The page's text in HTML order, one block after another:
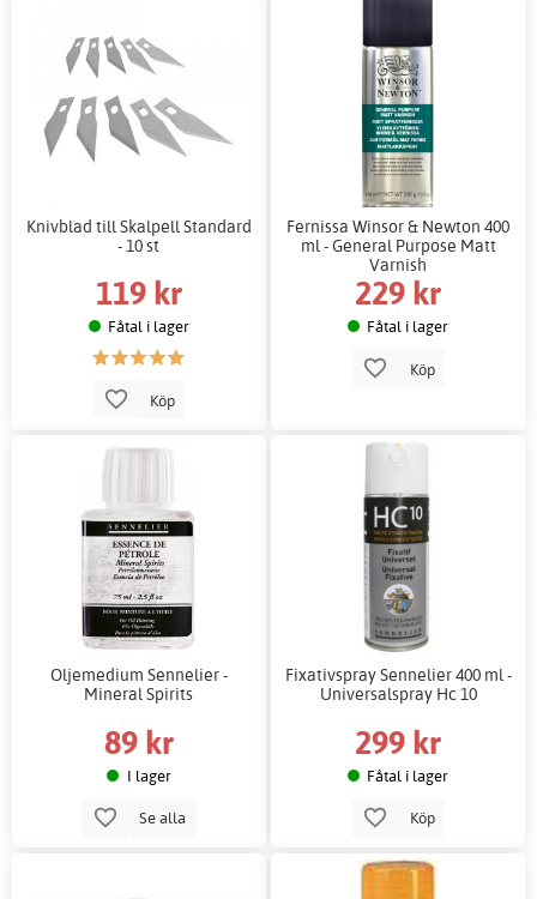
Knivblad till Skalpell Standard
- 10 st
119 kr
Fåtal i lager
Köp
Fernissa Winsor & Newton 400
ml - General Purpose Matt
Varnish
229 kr
Fåtal i lager
Köp
Oljemedium Sennelier -
Mineral Spirits
89 kr
I lager
Se alla
Fixativspray Sennelier 400 ml -
Universalspray Hc 10
299 kr
Fåtal i lager
Köp